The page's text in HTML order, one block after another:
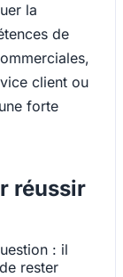
la
de
client ou
forte
réussir
: il
rester